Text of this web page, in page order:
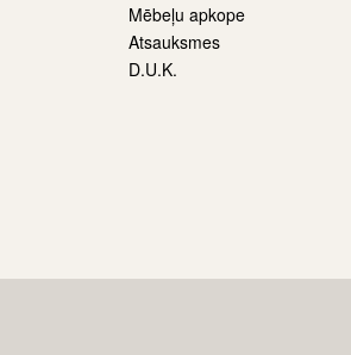
Mēbeļu apkope
Atsauksmes
D.U.K.